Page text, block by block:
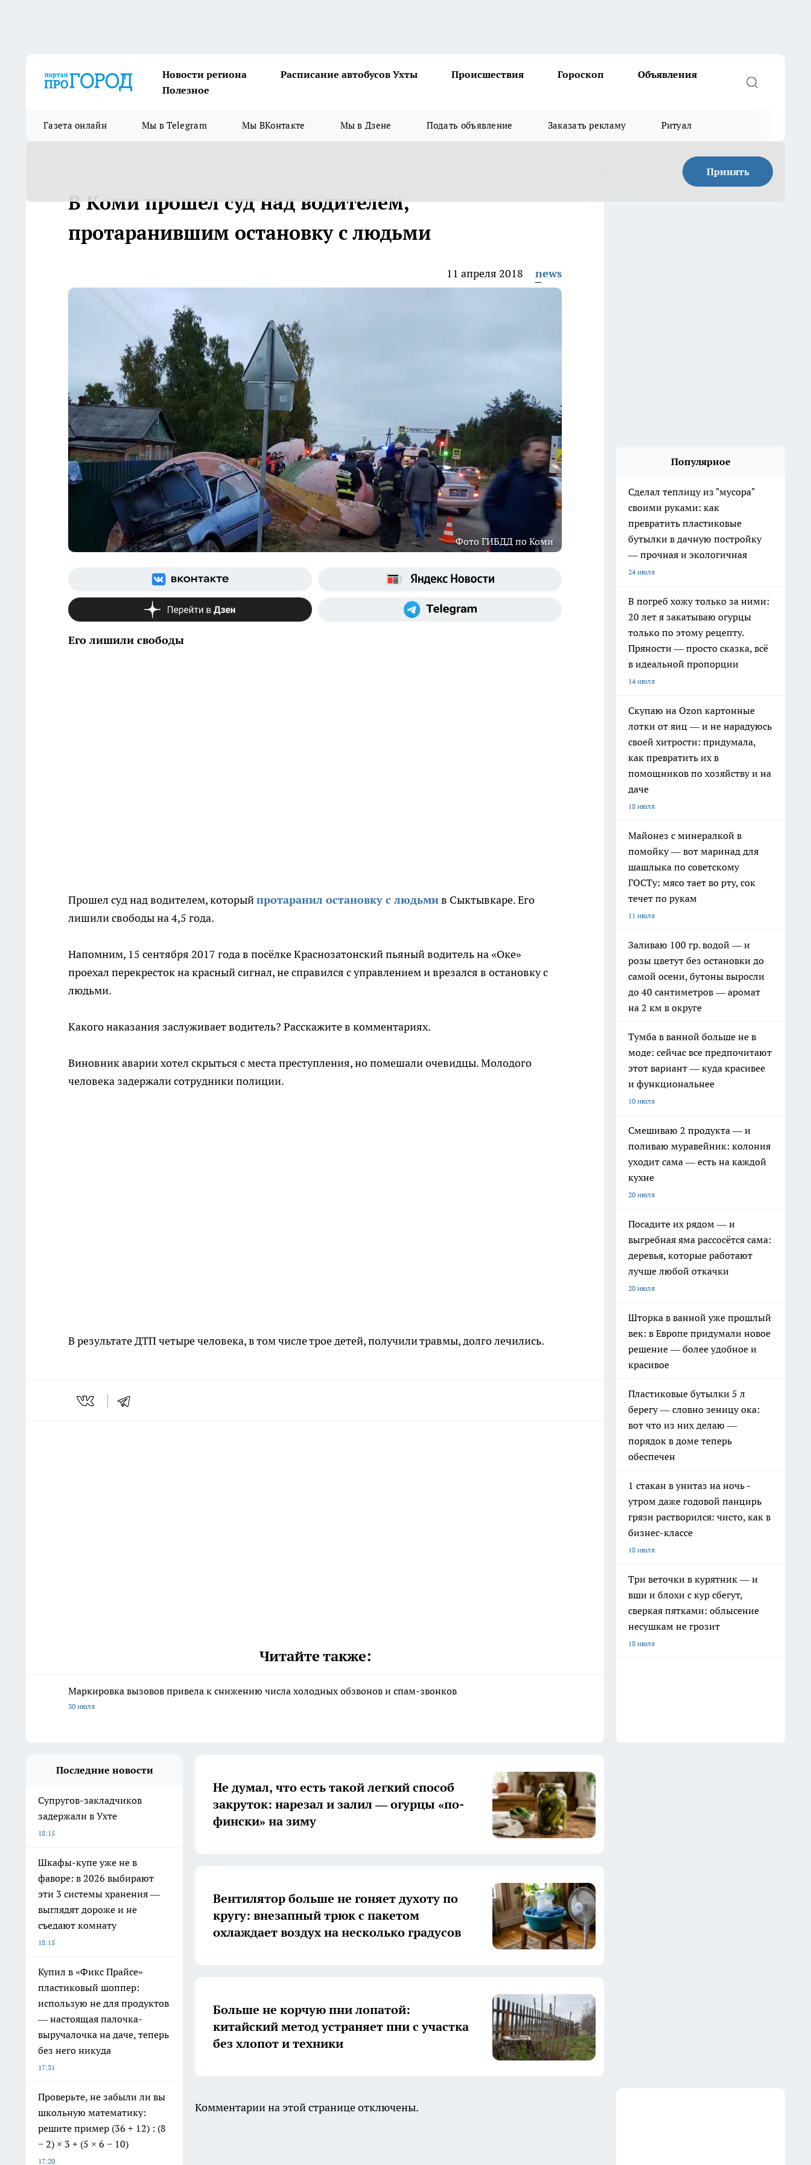
Новости региона Расписание автобусов Ухты Происшествия Гороскоп
Объявления
Полезное
Газета онлайн Мы в Telegram Мы ВКонтакте Мы в Дзене Подать объявление Заказать рекламу Ритуал
Принять
В Коми прошел суд над водителем,
протаранившим остановку с людьми
11 апреля 2018 news
Фото ГИБДД по Коми
Его лишили свободы
Прошел суд над водителем, которыйпротаранил остановку с людьмив Сыктывкаре. Его
лишили свободы на 4,5 года.
Напомним, 15 сентября 2017 года в посёлке Краснозатонский пьяный водитель на «Оке»
проехал перекресток на красный сигнал, не справился с управлением и врезался в остановку с
людьми.
Какого наказания заслуживает водитель? Расскажите в комментариях.
Виновник аварии хотел скрыться с места преступления, но помешали очевидцы. Молодого
человека задержали сотрудники полиции.
В результате ДТП четыре человека, в том числе трое детей, получили травмы, долго лечились.
Читайте также:
Маркировка вызовов привела к снижению числа холодных обзвонов и спам-звонков
30 июля
Популярное
Сделал теплицу из "мусора"
своими руками: как
превратить пластиковые
бутылки в дачную постройку
— прочная и экологичная
24 июля
В погреб хожу только за ними:
20 лет я закатываю огурцы
только по этому рецепту.
Пряности — просто сказка, всё
в идеальной пропорции
14 июля
Скупаю на Ozon картонные
лотки от яиц — и не нарадуюсь
своей хитрости: придумала,
как превратить их в
помощников по хозяйству и на
даче
18 июля
Майонез с минералкой в
помойку — вот маринад для
шашлыка по советскому
ГОСТу: мясо тает во рту, сок
течет по рукам
11 июля
Заливаю 100 гр. водой — и
розы цветут без остановки до
самой осени, бутоны выросли
до 40 сантиметров — аромат
на 2 км в округе
Тумба в ванной больше не в
моде: сейчас все предпочитают
этот вариант — куда красивее
и функциональнее
10 июля
Смешиваю 2 продукта — и
поливаю муравейник: колония
уходит сама — есть на каждой
кухне
20 июля
Посадите их рядом — и
выгребная яма рассосётся сама:
деревья, которые работают
лучше любой откачки
20 июля
Шторка в ванной уже прошлый
век: в Европе придумали новое
решение — более удобное и
красивое
Пластиковые бутылки 5 л
берегу — словно зеницу ока:
вот что из них делаю —
порядок в доме теперь
обеспечен
1 стакан в унитаз на ночь -
утром даже годовой панцирь
грязи растворился: чисто, как в
бизнес-классе
18 июля
Три веточки в курятник — и
вши и блохи с кур сбегут,
сверкая пятками: облысение
несушкам не грозит
18 июля
Последние новости
Супругов-закладчиков
задержали в Ухте
18:15
Шкафы-купе уже не в
фаворе: в 2026 выбирают
эти 3 системы хранения —
выглядят дороже и не
съедают комнату
18:15
Купил в «Фикс Прайсе»
пластиковый шоппер:
использую не для продуктов
— настоящая палочка-
выручалочка на даче, теперь
без него никуда
17:31
Проверьте, не забыли ли вы
школьную математику:
решите пример (36 + 12) : (8
− 2) × 3 + (5 × 6 − 10)
17:20
Не думал, что есть такой легкий способ
закруток: нарезал и залил — огурцы «по-
фински» на зиму
Вентилятор больше не гоняет духоту по
кругу: внезапный трюк с пакетом
охлаждает воздух на несколько градусов
Больше не корчую пни лопатой:
китайский метод устраняет пни с участка
без хлопот и техники
Комментарии на этой странице отключены.